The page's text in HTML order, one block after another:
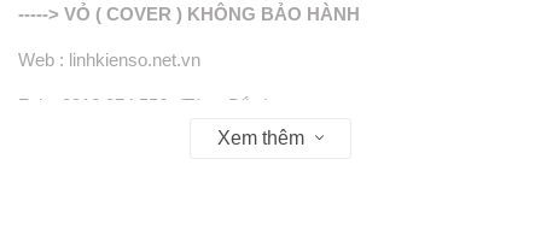
-----> VỎ ( COVER ) KHÔNG BẢO HÀNH
Web : linhkienso.net.vn
Zalo: 0913.374.556 (Tùng Bắp )
Xem thêm